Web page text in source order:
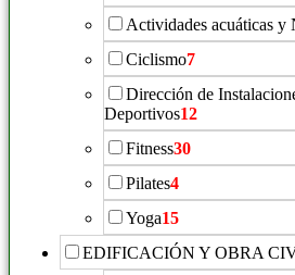
Actividades acuáticas y
Ciclismo7
Dirección de
Deportivos12
Fitness30
Pilates4
Yoga15
EDIFICACIÓN Y OBRA